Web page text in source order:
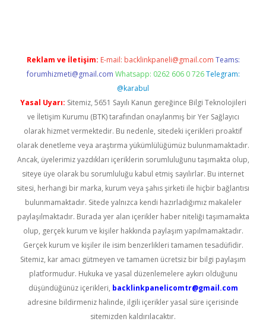
Reklam ve İletişim: E-mail: backlinkpaneli@gmail.com Teams:
forumhizmeti@gmail.com Whatsapp: 0262 606 0 726 Telegram:
@karabul
Yasal Uyarı: Sitemiz, 5651 Sayılı Kanun gereğince Bilgi Teknolojileri
ve İletişim Kurumu (BTK) tarafından onaylanmış bir Yer Sağlayıcı
olarak hizmet vermektedir. Bu nedenle, sitedeki içerikleri proaktif
olarak denetleme veya araştırma yükümlülüğümüz bulunmamaktadır.
Ancak, üyelerimiz yazdıkları içeriklerin sorumluluğunu taşımakta olup,
siteye üye olarak bu sorumluluğu kabul etmiş sayılırlar. Bu internet
sitesi, herhangi bir marka, kurum veya şahıs şirketi ile hiçbir bağlantısı
bulunmamaktadır. Sitede yalnızca kendi hazırladığımız makaleler
paylaşılmaktadır. Burada yer alan içerikler haber niteliği taşımamakta
olup, gerçek kurum ve kişiler hakkında paylaşım yapılmamaktadır.
Gerçek kurum ve kişiler ile isim benzerlikleri tamamen tesadüfidir.
Sitemiz, kar amacı gütmeyen ve tamamen ücretsiz bir bilgi paylaşım
platformudur. Hukuka ve yasal düzenlemelere aykırı olduğunu
düşündüğünüz içerikleri, backlinkpanelicomtr@gmail.com
adresine bildirmeniz halinde, ilgili içerikler yasal süre içerisinde
sitemizden kaldırılacaktır.